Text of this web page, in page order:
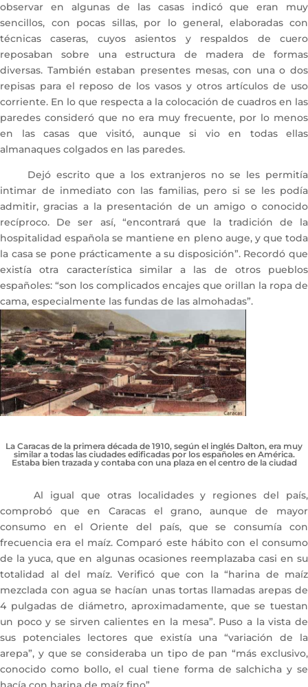
observar en algunas de las casas indicó que eran muy
sencillos, con pocas sillas, por lo general, elaboradas con
técnicas caseras, cuyos asientos y respaldos de cuero
reposaban sobre una estructura de madera de formas
diversas. También estaban presentes mesas, con una o dos
repisas para el reposo de los vasos y otros artículos de uso
corriente. En lo que respecta a la colocación de cuadros en las
paredes consideró que no era muy frecuente, por lo menos
en las casas que visitó, aunque si vio en todas ellas
almanaques colgados en las paredes.
Dejó escrito que a los extranjeros no se les permitía
intimar de inmediato con las familias, pero si se les podía
admitir, gracias a la presentación de un amigo o conocido
recíproco. De ser así, “encontrará que la tradición de la
hospitalidad española se mantiene en pleno auge, y que toda
la casa se pone prácticamente a su disposición”. Recordó que
existía otra característica similar a las de otros pueblos
españoles: “son los complicados encajes que orillan la ropa de
cama, especialmente las fundas de las almohadas”.
La Caracas de la primera década de 1910, según el inglés Dalton, era muy
similar a todas las ciudades edificadas por los españoles en América.
Estaba bien trazada y contaba con una plaza en el centro de la ciudad
Al igual que otras localidades y regiones del país,
comprobó que en Caracas el grano, aunque de mayor
consumo en el Oriente del país, que se consumía con
frecuencia era el maíz. Comparó este hábito con el consumo
de la yuca, que en algunas ocasiones reemplazaba casi en su
totalidad al del maíz. Verificó que con la “harina de maíz
mezclada con agua se hacían unas tortas llamadas arepas de
4 pulgadas de diámetro, aproximadamente, que se tuestan
un poco y se sirven calientes en la mesa”. Puso a la vista de
sus potenciales lectores que existía una “variación de la
arepa”, y que se consideraba un tipo de pan “más exclusivo,
conocido como bollo, el cual tiene forma de salchicha y se